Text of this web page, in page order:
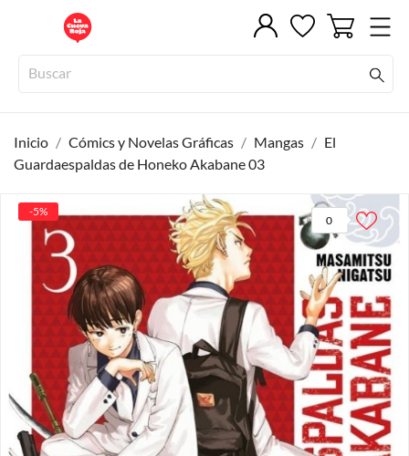
Inicio Cómics y Novelas Gráficas Mangas
El
Guardaespaldas de Honeko Akabane 03
0
-5%